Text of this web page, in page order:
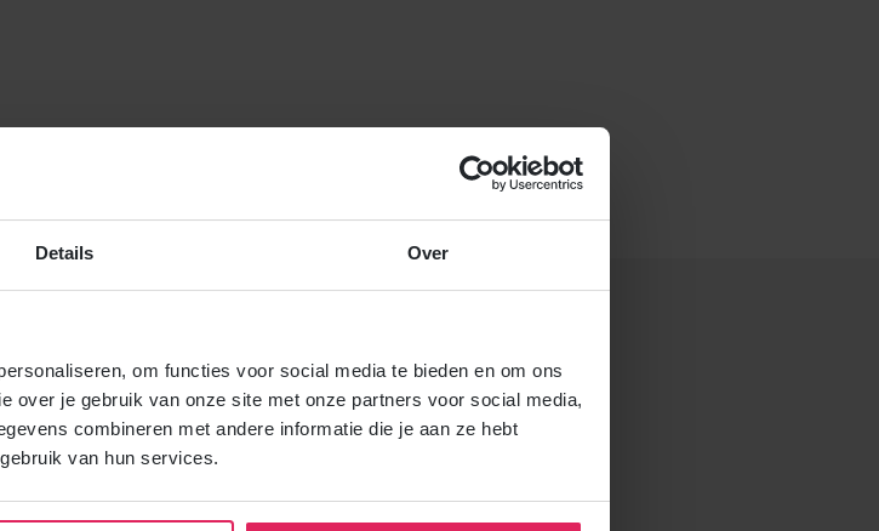
Details Over
om functies voor social media te bieden en om ons
over je gebruik van onze site met onze partners voor social media,
combineren met andere informatie die je aan ze hebt
van hun services.
Meer weten over gastouderopvang via gastouderbureau 4Kids?
Vraag gratis en vrijblijvend de 4Kids brochure voor ouders aan en
ontvang het direct in je mailbox.
Brochure aanvragen